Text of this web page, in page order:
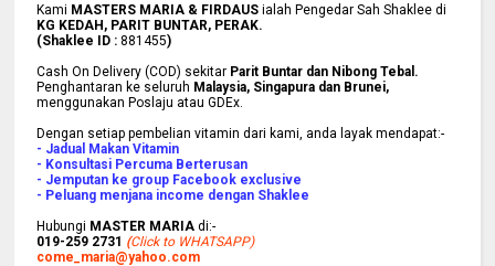
Kami MASTERS MARIA & FIRDAUS ialah Pengedar Sah Shaklee di
KG KEDAH, PARIT BUNTAR, PERAK.
(Shaklee ID :881455)
Cash On Delivery (COD) sekitar Parit Buntar dan Nibong Tebal.
Penghantaran ke seluruh Malaysia, Singapura dan Brunei,
menggunakan Poslaju atau GDEx.
Dengan setiap pembelian vitamin dari kami, anda layak mendapat:-
- Jadual Makan Vitamin
- Konsultasi Percuma Berterusan
- Jemputan ke group Facebook exclusive
- Peluang menjana income dengan Shaklee
Hubungi MASTER MARIA di:-
019-259 2731 (Click to WHATSAPP)
come_maria@yahoo.com